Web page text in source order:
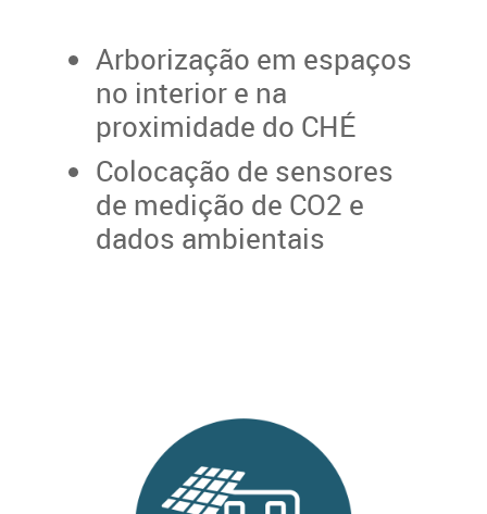
Arborização em espaços
no interior e na
proximidade do CHÉ
Colocação de sensores
de medição de CO2 e
dados ambientais